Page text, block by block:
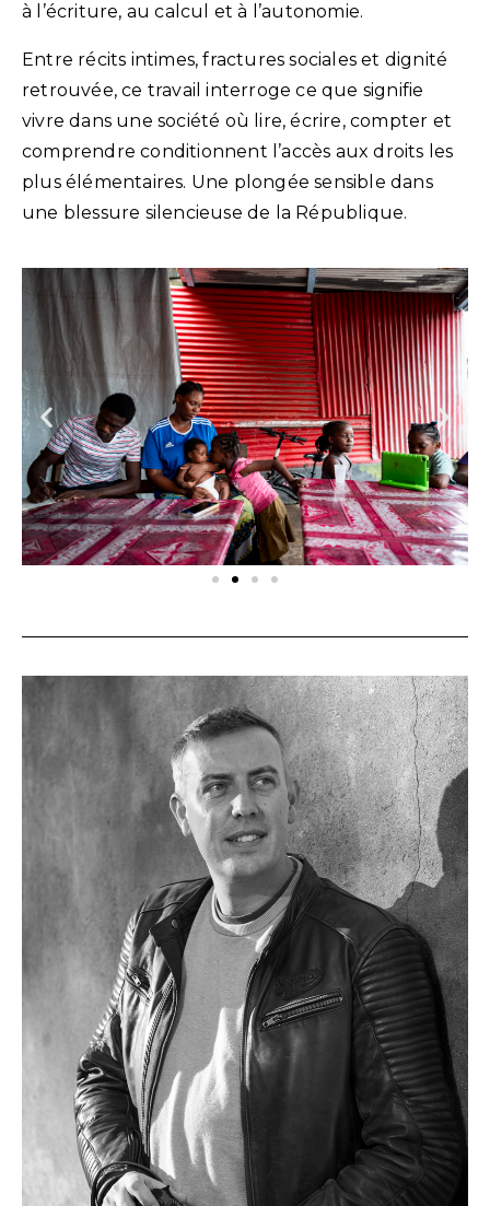
à l’écriture, au calcul et à l’autonomie.
Entre récits intimes, fractures sociales et dignité
retrouvée, ce travail interroge ce que signifie
vivre dans une société où lire, écrire, compter et
comprendre conditionnent l’accès aux droits les
plus élémentaires. Une plongée sensible dans
une blessure silencieuse de la République.